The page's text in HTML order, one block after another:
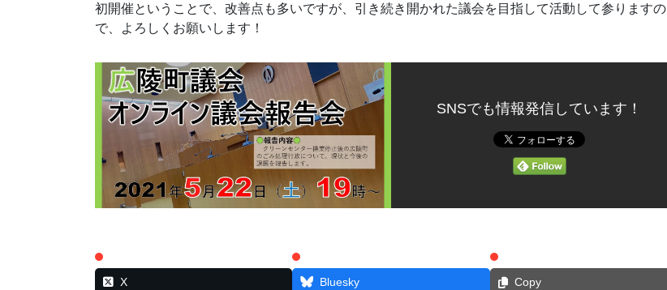
初開催ということで、改善点も多いですが、引き続き開かれた議会を目指して活動して参りますの
で、よろしくお願いします！
SNSでも情報発信しています！
X Bluesky Copy